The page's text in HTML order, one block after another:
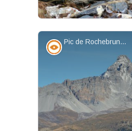
Voir
bijoux et de petite
affections touchant le
et la méditation.
Pic de Rochebrune - Benjamin Musella - PNR Queyras
Point de vue -